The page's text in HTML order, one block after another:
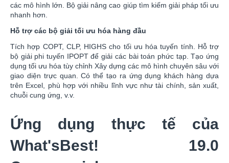
các mô hình lớn. Bộ giải nâng cao giúp tìm kiếm giải pháp tối ưu
nhanh hơn.
Hỗ trợ các bộ giải tối ưu hóa hàng đầu
Tích hợp COPT, CLP, HIGHS cho tối ưu hóa tuyến tính. Hỗ trợ
bộ giải phi tuyến IPOPT để giải các bài toán phức tạp. Tạo ứng
dụng tối ưu hóa tùy chỉnh Xây dựng các mô hình chuyên sâu với
giao diện trực quan. Có thể tạo ra ứng dụng khách hàng dựa
trên Excel, phù hợp với nhiều lĩnh vực như tài chính, sản xuất,
chuỗi cung ứng, v.v.
Ứng dụng thực tế của
What'sBest! 19.0